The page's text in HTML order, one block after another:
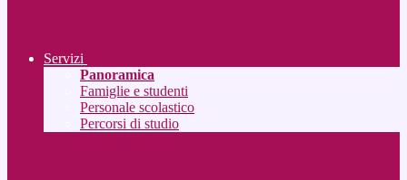
Servizi
Panoramica
Famiglie e studenti
Personale scolastico
Percorsi di studio